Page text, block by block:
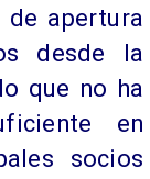
apertura
desde la
que no ha
en
socios